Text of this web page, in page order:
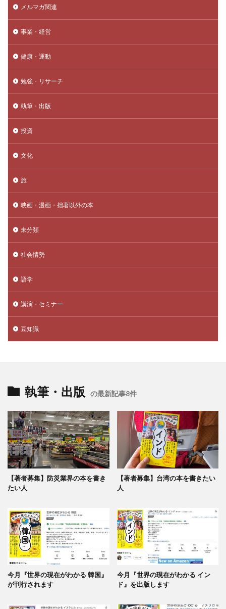
メルマガ関連
事業・経営
健康・運動
勉強・リサーチ
執筆・出版
投資
文化
旅
映画・漫画・拙著以外の本
未分類
社会情勢
語学
講演・セミナー
豆知識
執筆・出版 の最新記事8件
【著者募集】防災業界の本を書き
たい人
【著者募集】台湾の本を書きたい
人
今月『世界の現在がわかる 韓国』
が刊行されます
今月『世界の現在がわかる イン
ド』を出版します